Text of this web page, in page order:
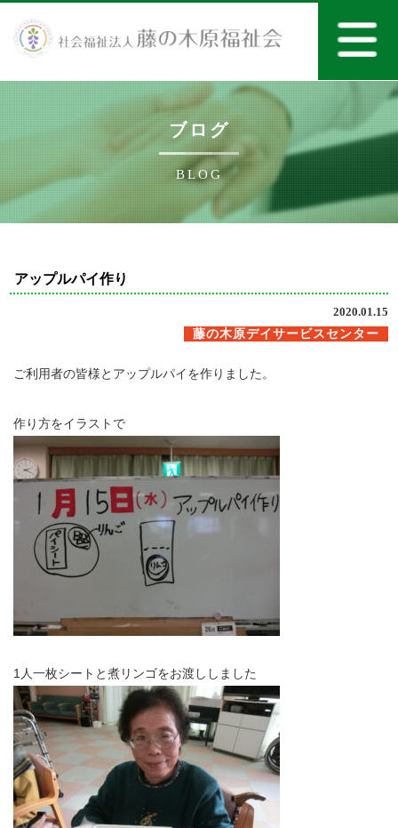
ブログ
BLOG
アップルパイ作り
2020.01.15
藤の木原デイサービスセンター
ご利用者の皆様とアップルパイを作りました。
作り方をイラストで
1人一枚シートと煮リンゴをお渡ししました